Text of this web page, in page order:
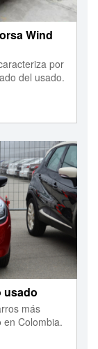
Wind
por
del usado.
usado
más
Colombia.